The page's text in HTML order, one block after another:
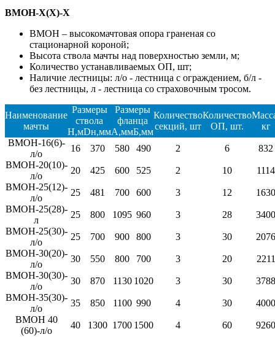
ВМОН-Х(Х)-Х
ВМОН – высокомачтовая опора граненая со
стационарной короной;
Высота ствола мачты над поверхностью земли, м;
Количество устанавливаемых ОП, шт;
Наличие лестницы: л/о - лестница с ограждением, б/л -
без лестницы, л - лестница со страховочным тросом.
Наименование
мачты
Размеры
ствола
Размеры
фланца
Количество
секций, шт
Количество
ОП, шт.
кг
H,мDн,ммA,ммБ,мм
ВМОН-16(6)-
л/о
16 370 580 490 2 6
832
ВМОН-20(10)-
л/о
20 425 600 525 2 10
1114
ВМОН-25(12)-
л/о
25 481 700 600 3 12
1630
ВМОН-25(28)-
л
25 800 1095 960 3 28
3400
ВМОН-25(30)-
л/о
25 700 900 800 3 30
2076
ВМОН-30(20)-
л/о
30 550 800 700 3 20
2211
ВМОН-30(30)-
л/о
30 870 1130 1020 3 30
3788
ВМОН-35(30)-
л/о
35 850 1100 990 4 30
4000
ВМОН 40
(60)-л/о
40 1300 1700 1500 4 60 9260